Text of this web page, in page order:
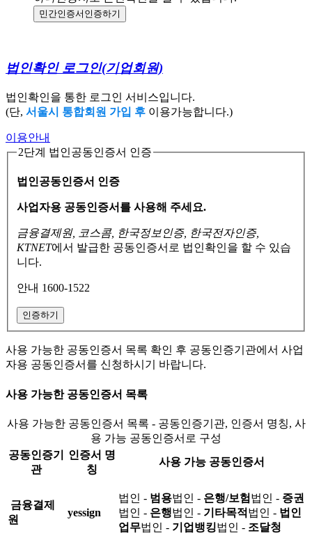
민간인증서 인증하기
법인확인 로그인(기업회원)
법인확인을 통한 로그인 서비스입니다.
(단, 서울시 통합회원 가입 후 이용가능합니다.)
이용안내
2단계 법인공동인증서 인증
법인공동인증서 인증
사업자용 공동인증서를 사용해 주세요.
금융결제원, 코스콤, 한국정보인증, 한국전자인증,
KTNET에서 발급한 공동인증서로 법인확인을 할 수 있습
니다.
안내 1600-1522
인증하기
사용 가능한 공동인증서 목록 확인 후 공동인증기관에서 사업
자용 공동인증서를 신청하시기 바랍니다.
사용 가능한 공동인증서 목록
사용 가능한 공동인증서 목록 - 공동인증기관, 인증서 명칭, 사
용 가능 공동인증서로 구성
공동인증기
관
인증서 명
칭
사용 가능 공동인증서
금융결제
원
yessign
법인 - 범용법인 - 은행/보험 법인 - 증권
법인 - 은행법인 - 기타목적 법인 - 법인
업무법인 - 기업뱅킹법인 - 조달청